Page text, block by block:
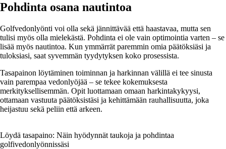
Pohdinta osana nautintoa
Golfvedonlyönti voi olla sekä jännittävää että haastavaa, mutta sen
tulisi myös olla mielekästä. Pohdinta ei ole vain optimointia varten – se
lisää myös nautintoa. Kun ymmärrät paremmin omia päätöksiäsi ja
tuloksiasi, saat syvemmän tyydytyksen koko prosessista.
Tasapainon löytäminen toiminnan ja harkinnan välillä ei tee sinusta
vain parempaa vedonlyöjää – se tekee kokemuksesta
merkityksellisemmän. Opit luottamaan omaan harkintakykyysi,
ottamaan vastuuta päätöksistäsi ja kehittämään rauhallisuutta, joka
heijastuu sekä peliin että arkeen.
Löydä tasapaino: Näin hyödynnät taukoja ja pohdintaa
golfivedonlyönnissäsi